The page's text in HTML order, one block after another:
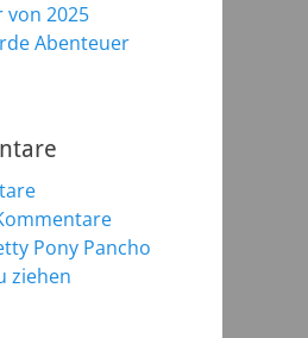
von 2025
Abenteuer
Pony Pancho
ziehen